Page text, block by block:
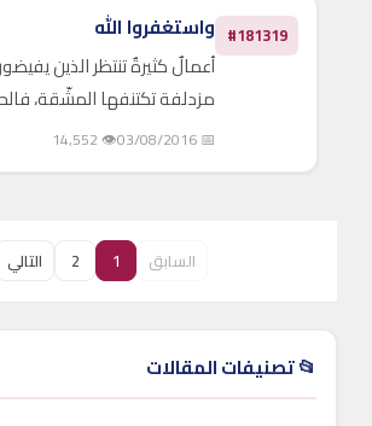
عن محاسن البيت، وعظيم شأنه؛
للنفوس إلى قصده،.. #181319 واستغفروا الله
أعمالٌ كثيرةٌ تنتظر الذين
مزدلفة تكتنفها المشّقة،
أكمل مكوثاً في منىً، ووقوفاً
📅 03/08/2016
👁 14,552
السابق 1
2 التالي
📂 تصنيفات المقالات